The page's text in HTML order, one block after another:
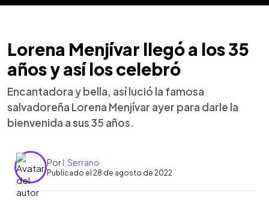
Lorena Menjívar llegó a los 35
años y así los celebró
Encantadora y bella, así lució la famosa
salvadoreña Lorena Menjívar ayer para darle la
bienvenida a sus 35 años.
PorI. Serrano
Publicado el 28 de agosto de 2022